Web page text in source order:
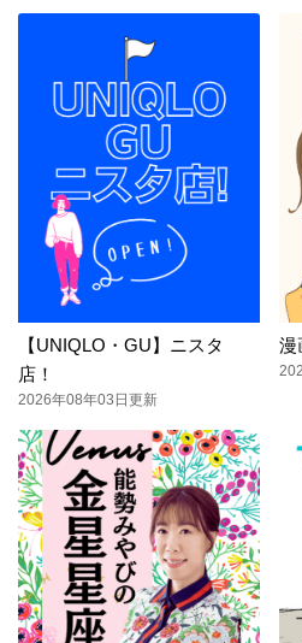
【UNIQLO・GU】ニスタ
店！
2026年08年03日更新
漫